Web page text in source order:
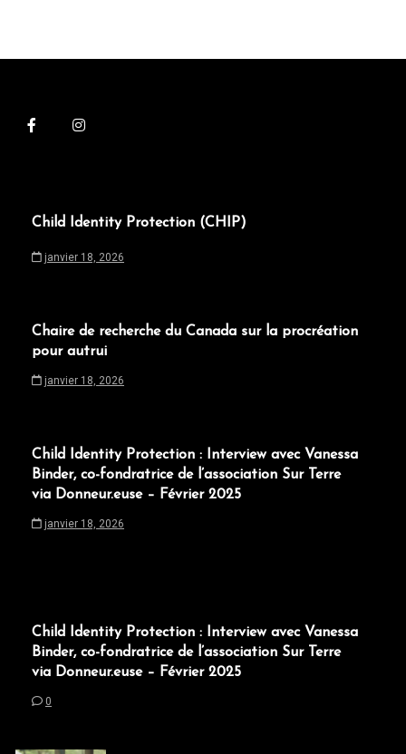
Child Identity Protection (CHIP)
janvier 18, 2026
Chaire de recherche du Canada sur la procréation
pour autrui
janvier 18, 2026
Child Identity Protection : Interview avec Vanessa
Binder, co-fondratrice de l’association Sur Terre
via Donneur.euse – Février 2025
janvier 18, 2026
Child Identity Protection : Interview avec Vanessa
Binder, co-fondratrice de l’association Sur Terre
via Donneur.euse – Février 2025
0